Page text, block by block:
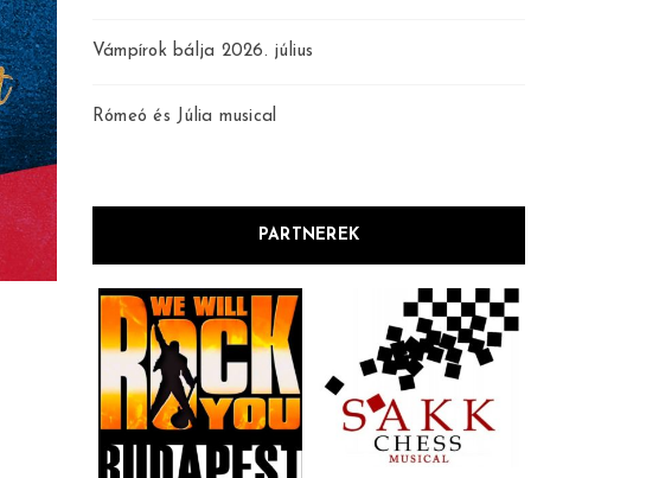
Vámpírok bálja 2026. július
Rómeó és Júlia musical
PARTNEREK